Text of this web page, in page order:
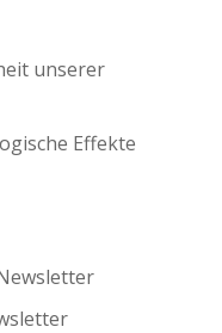
unserer
Effekte